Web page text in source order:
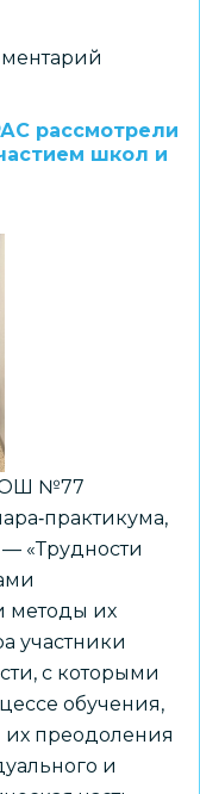
рассмотрели
школ и
№77
«Трудности
методы их
участники
с которыми
обучения,
преодоления
и